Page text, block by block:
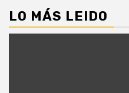
LO MÁS LEIDO